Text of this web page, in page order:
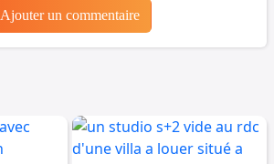
Ajouter un commentaire